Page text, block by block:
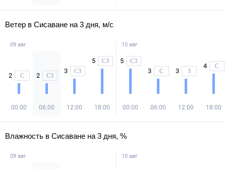
Ветер в Сисаване на 3 дня, м/с
09 авг
2 С
00:00
2 СЗ
06:00
3 СЗ
12:00
5 СЗ
18:00
10 авг
5 СЗ
00:00
3 С
06:00
3 З
12:00
4 С
18:00
Влажность в Сисаване на 3 дня, %
09 авг 10 авг